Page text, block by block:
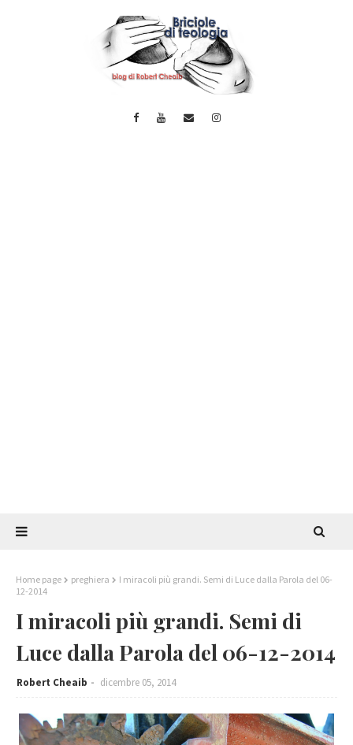
Home page preghiera
I miracoli più grandi. Semi di Luce dalla Parola del 06-
12-2014
I miracoli più grandi. Semi di
Luce dalla Parola del 06-12-2014
Robert Cheaib dicembre 05, 2014